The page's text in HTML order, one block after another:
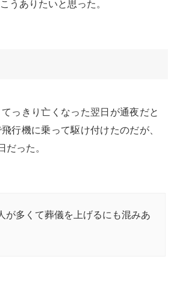
うありたいと思った。
っきり亡くなった翌日が通夜だと
行機に乗って駆け付けたのだが、
だった。
が多くて葬儀を上げるにも混みあ